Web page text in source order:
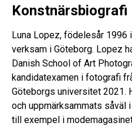
Konstnärsbiografi
Luna Lopez, födelesår 1996
verksam i Göteborg. Lopez
Danish School of Art
kandidatexamen i fotografi
Göteborgs universitet 2021.
och uppmärksammats såväl
till exempel i